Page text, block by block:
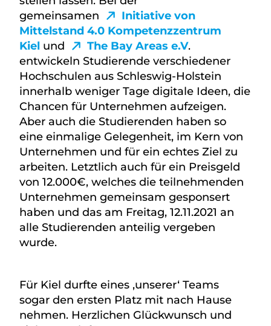
gemeinsamen
Initiative von
Mittelstand 4.0 Kompetenzzentrum
Kiel und The Bay Areas e.V.
entwickeln Studierende verschiedener
Hochschulen aus Schleswig-Holstein
innerhalb weniger Tage digitale Ideen, die
Chancen für Unternehmen aufzeigen.
Aber auch die Studierenden haben so
eine einmalige Gelegenheit, im Kern von
Unternehmen und für ein echtes Ziel zu
arbeiten. Letztlich auch für ein Preisgeld
von 12.000€, welches die teilnehmenden
Unternehmen gemeinsam gesponsert
haben und das am Freitag, 12.11.2021 an
alle Studierenden anteilig vergeben
wurde.
Für Kiel durfte eines ‚unserer‘ Teams
sogar den ersten Platz mit nach Hause
nehmen. Herzlichen Glückwunsch und